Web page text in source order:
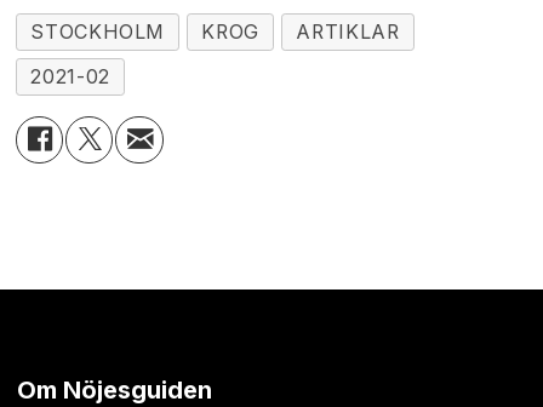
STOCKHOLM KROG
ARTIKLAR
2021-02
Om Nöjesguiden